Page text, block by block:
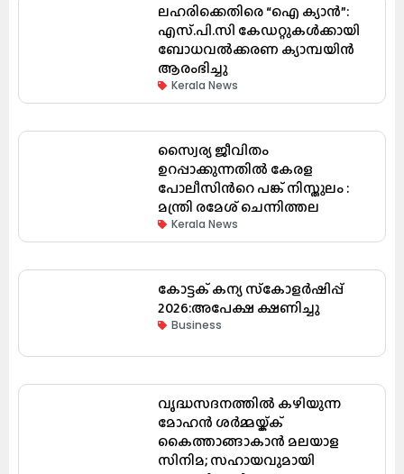
ലഹരിക്കെതിരെ “ഐ ക്യാൻ”:
എസ്.പി.സി കേഡറ്റുകൾക്കായി
ബോധവൽക്കരണ ക്യാമ്പയിൻ
ആരംഭിച്ചു
Kerala News
സ്വൈര്യ ജീവിതം
ഉറപ്പാക്കുന്നതില്‍ കേരള
പോലീസിന്‍റെ പങ്ക് നിസ്തുലം :
മന്ത്രി രമേശ് ചെന്നിത്തല
Kerala News
കോട്ടക് കന്യ സ്‌കോളർഷിപ്പ്
2026:അപേക്ഷ ക്ഷണിച്ചു
Business
വൃദ്ധസദനത്തിൽ കഴിയുന്ന
മോഹൻ ശർമ്മയ്ക്ക്
കൈത്താങ്ങാകാൻ മലയാള
സിനിമ; സഹായവുമായി